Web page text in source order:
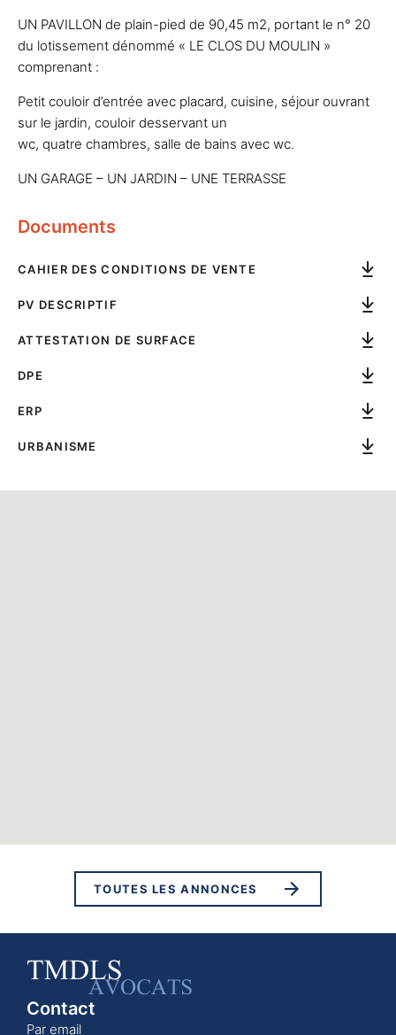
UN PAVILLON de plain-pied de 90,45 m2, portant le n° 20
du lotissement dénommé « LE CLOS DU MOULIN »
comprenant :
Petit couloir d’entrée avec placard, cuisine, séjour ouvrant
sur le jardin, couloir desservant un
wc, quatre chambres, salle de bains avec wc.
UN GARAGE – UN JARDIN – UNE TERRASSE
Documents
CAHIER DES CONDITIONS DE VENTE
PV DESCRIPTIF
ATTESTATION DE SURFACE
DPE
ERP
URBANISME
TOUTES LES ANNONCES
Contact
Par email